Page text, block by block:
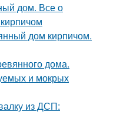
дом. Все о
дом кирпичом.
дома.
и мокрых
из ДСП: